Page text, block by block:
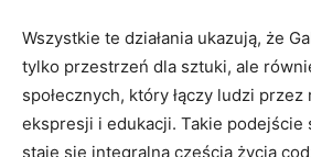
Wszystkie te działania ukazują, że
tylko przestrzeń dla​ sztuki, ale
społecznych, ‍który łączy ludzi
ekspresji i⁢ edukacji. Takie podejście
staje ⁢się‌ integralną częścią życia